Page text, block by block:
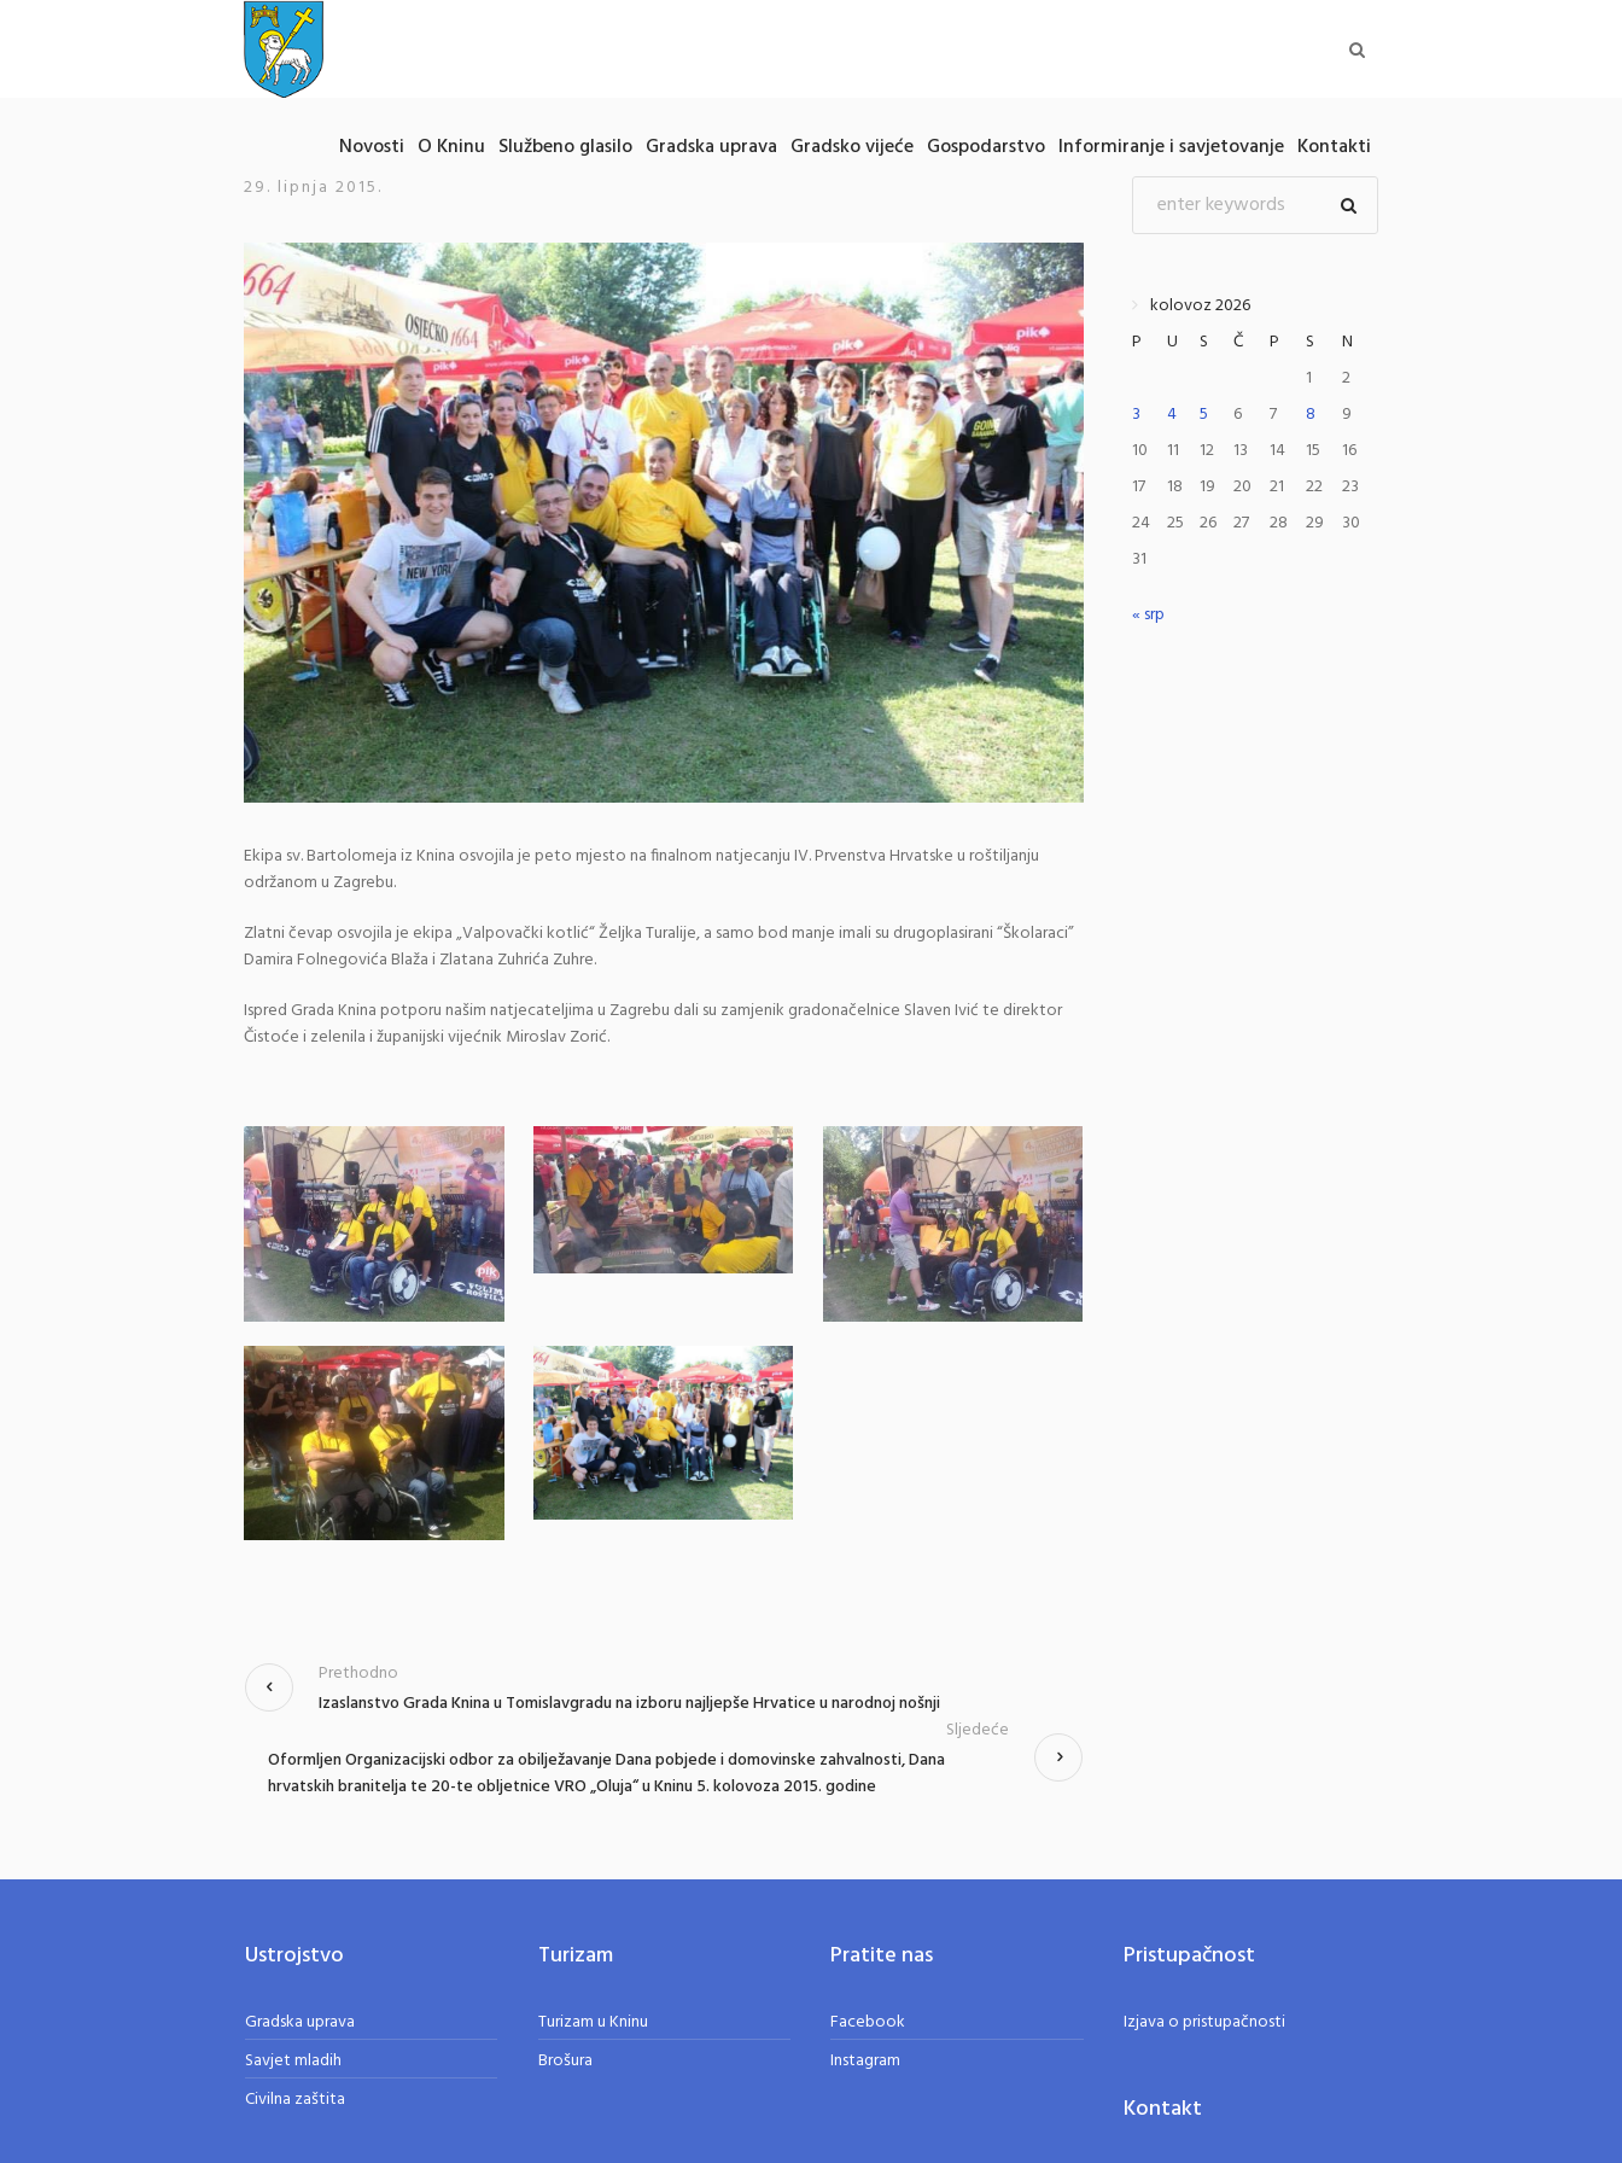
Novosti O Kninu Službeno glasilo Gradska uprava Gradsko vijeće Gospodarstvo Informiranje i savjetovanje Kontakti
29. lipnja 2015.
Ekipa sv. Bartolomeja iz Knina osvojila je peto mjesto na finalnom natjecanju IV. Prvenstva Hrvatske u roštiljanju
održanom u Zagrebu.
Zlatni čevap osvojila je ekipa „Valpovački kotlić“ Željka Turalije, a samo bod manje imali su drugoplasirani “Školaraci”
Damira Folnegovića Blaža i Zlatana Zuhrića Zuhre.
Ispred Grada Knina potporu našim natjecateljima u Zagrebu dali su zamjenik gradonačelnice Slaven Ivić te direktor
Čistoće i zelenila i županijski vijećnik Miroslav Zorić.
Izaslanstvo Grada Knina u Tomislavgradu na izboru najljepše Hrvatice u narodnoj nošnji
Prethodno
Oformljen Organizacijski odbor za obilježavanje Dana pobjede i domovinske zahvalnosti, Dana
hrvatskih branitelja te 20-te obljetnice VRO „Oluja“ u Kninu 5. kolovoza 2015. godine
Sljedeće
kolovoz 2026
P
U S Č P S
N
1
2
3
4 5 6 7 8
9
10
11 12 13 14 15
16
17
18 19 20 21 22
23
24
25 26 27 28 29
30
31
« srp
Ustrojstvo
Gradska uprava
Savjet mladih
Civilna zaštita
Turizam
Turizam u Kninu
Brošura
Pratite nas
Facebook
Instagram
Pristupačnost
Izjava o pristupačnosti
Kontakt